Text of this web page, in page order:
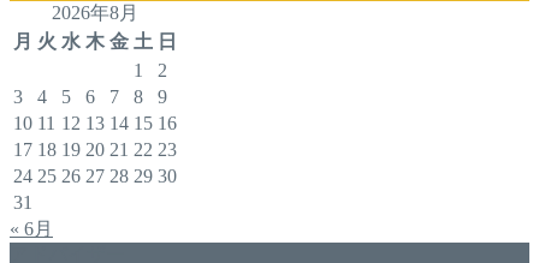
2026年8月
月 火 水 木 金 土 日
1
2
3
4 5 6 7 8
9
10 11 12 13 14 15 16
17 18 19 20 21 22 23
24 25 26 27 28 29 30
31
« 6月